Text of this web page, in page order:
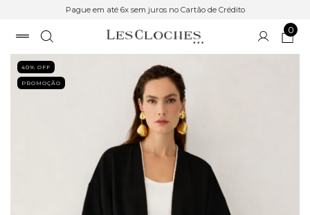
Pague em até 6x sem juros no Cartão de Crédito
0
40% OFF
PROMOÇÃO